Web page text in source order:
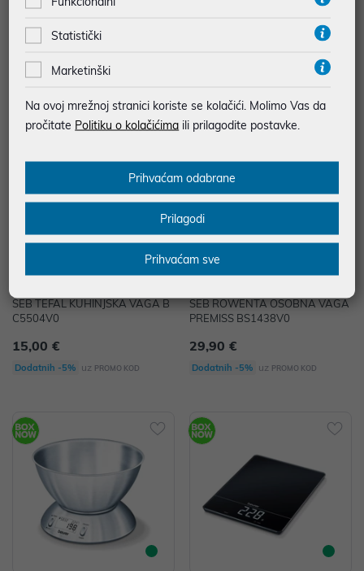
SEB TEFAL OSOBNA VAGA PP1
806V0
Dodatnih -5% uz PROMO KOD
SEB TEFAL KUHINJSKA VAGA B
C5504V0
15,00 €
Dodatnih -5% uz PROMO KOD
SEB ROWENTA OSOBNA VAGA
PREMISS BS1438V0
29,90 €
Dodatnih -5% uz PROMO KOD
Statistički
Marketinški
Na ovoj mrežnoj stranici koriste se kolačići. Molimo Vas da
pročitate Politiku o kolačićima ili prilagodite postavke.
Prihvaćam odabrane
Prilagodi
Prihvaćam sve